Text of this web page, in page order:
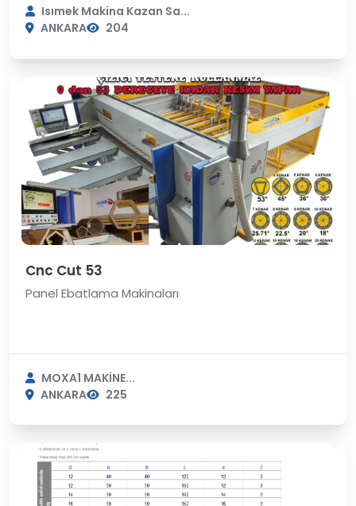
Isımek Makina Kazan Sa...
ANKARA
204
Cnc Cut 53
Panel Ebatlama Makinaları
MOXA1 MAKİNE...
ANKARA
225